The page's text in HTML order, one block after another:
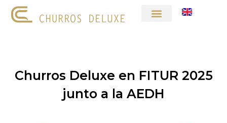
Churros Deluxe en FITUR 2025
junto a la AEDH